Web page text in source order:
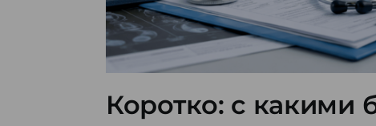
Коротко: с какими